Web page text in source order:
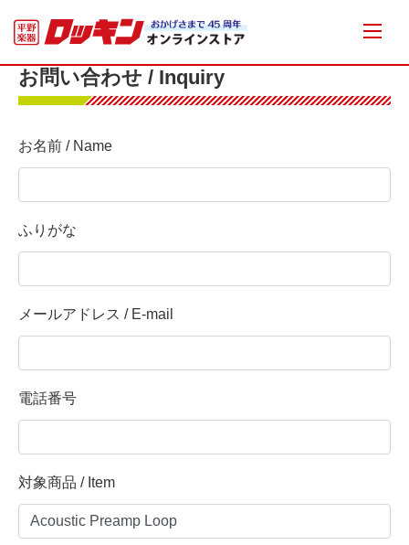
お問い合わせ / Inquiry
お名前 / Name
ふりがな
メールアドレス / E-mail
電話番号
対象商品 / Item